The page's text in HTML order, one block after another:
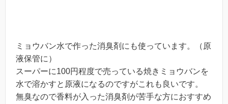
ミョウバン水で作った消臭剤にも使っています。（原
液保管に）
スーパーに100円程度で売っている焼きミョウバンを
水で溶かすと原液になるのですがこれも良いです。
無臭なので香料が入った消臭剤が苦手な方におすすめ